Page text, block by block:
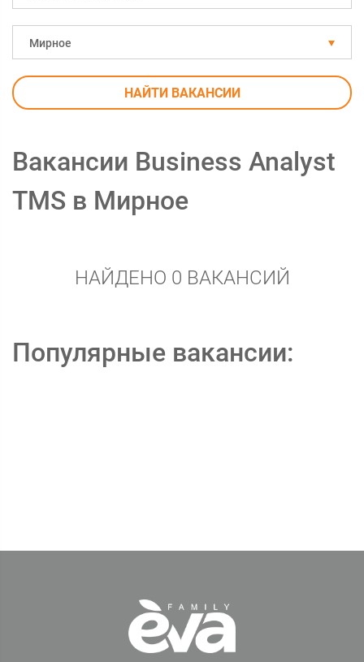
Мирное
НАЙТИ ВАКАНСИИ
Вакансии Business Analyst
TMS в Мирное
НАЙДЕНО 0 ВАКАНСИЙ
Популярные вакансии: